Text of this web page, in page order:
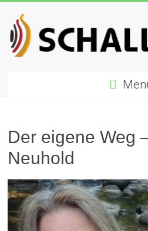
Inhalt
springen
Preis
für
Elektronische
Der eigene Weg
Neuhold